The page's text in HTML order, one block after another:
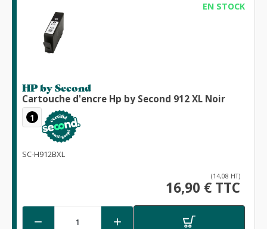
EN STOCK
HP by Second
Cartouche d'encre Hp by Second 912 XL Noir
1
SC-H912BXL
(14,08 HT)
16,90 € TTC
 